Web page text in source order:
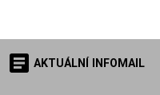
AKTUÁLNÍ INFOMAIL